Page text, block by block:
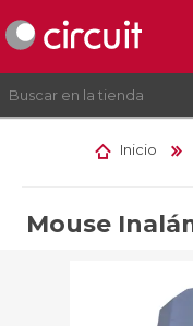
INICIAR SESIÓN
Inicio
Mouse